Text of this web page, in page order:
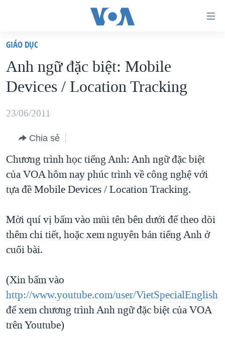
truy
cập
Tới
dung
chính
điều
hướng
chính
tới
"Tìm"
VIỆT NAM
HOA KỲ
BIỂN ĐÔNG
BLOG
DIỄN ĐÀN
MỤC
VẠCH TRẦN TIN GIẢ
NGƯỜI VIỆT HẢI NGOẠI
ĐỜI SỐNG
KHOA HỌC
SỨC KHOẺ
VĂN HOÁ
CHUYÊN ĐỀ
CHIẾN TRANH THƯƠNG MẠI CỦA MỸ: QUÁ KHỨ VÀ HIỆN
TẠI
HÀNH TRÌNH BẦU CỬ 2024
GIẢI MÃ VÀNH ĐAI & CON ĐƯỜNG
NGÀY TỊ NẠN THẾ GIỚI
TRỊNH VĨNH BÌNH - NGƯỜI HẠ 'BÊN THẮNG CUỘC'
HỌC TIẾNG ANH
VIDEO
NGHE
MẠNG XÃ HỘI
Ngôn ngữ khác
GIÁO DỤC
Anh ngữ đặc biệt: Mobile
Devices / Location Tracking
23/06/2011
Chia sẻ
Chương trình học tiếng Anh: Anh ngữ đặc biệt
của VOA hôm nay phúc trình về công nghệ với
tựa đề Mobile Devices / Location Tracking.
Mời quí vị bấm vào mũi tên bên dưới để theo dõi
thêm chi tiết, hoặc xem nguyên bản tiếng Anh ở
cuối bài.
(Xin bấm vào
http://www.youtube.com/user/VietSpecialEnglish
để xem chương trình Anh ngữ đặc biệt của VOA
trên Youtube)